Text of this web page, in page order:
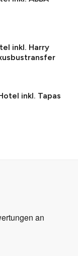
inkl. Harry
inkl. Tapas